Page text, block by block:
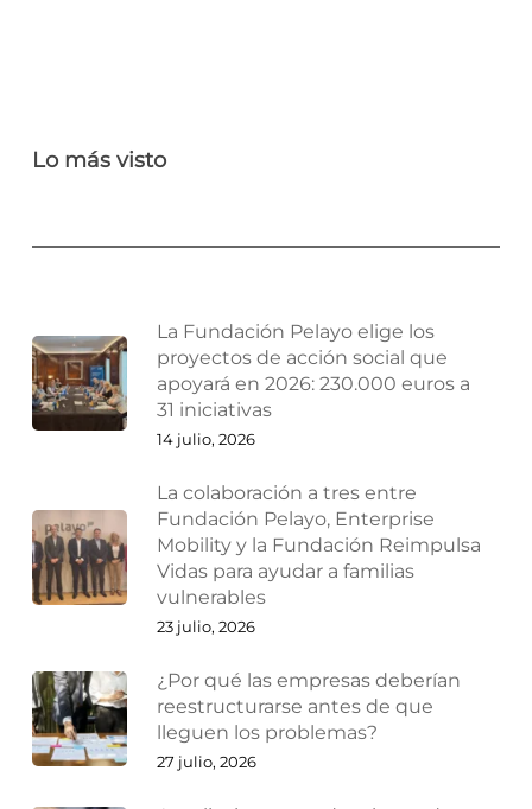
Lo más visto
La Fundación Pelayo elige los
proyectos de acción social que
apoyará en 2026: 230.000 euros a
31 iniciativas
14 julio, 2026
La colaboración a tres entre
Fundación Pelayo, Enterprise
Mobility y la Fundación Reimpulsa
Vidas para ayudar a familias
vulnerables
23 julio, 2026
¿Por qué las empresas deberían
reestructurarse antes de que
lleguen los problemas?
27 julio, 2026